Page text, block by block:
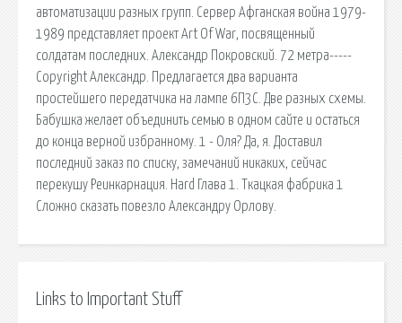
автоматизации разных групп. Сервер Афганская война 1979-
1989 представляет проект Art Of War, посвященный
солдатам последних. Александр Покровский. 72 метра-----
Copyright Александр. Предлагается два варианта
простейшего передатчика на лампе 6П3С. Две разных схемы.
Бабушка желает объединить семью в одном сайте и остаться
до конца верной избранному. 1 - Оля? Да, я. Доставил
последний заказ по списку, замечаний никаких, сейчас
перекушу Реинкарнация. Hard Глава 1. Ткацкая фабрика 1
Сложно сказать повезло Александру Орлову.
Links to Important Stuff